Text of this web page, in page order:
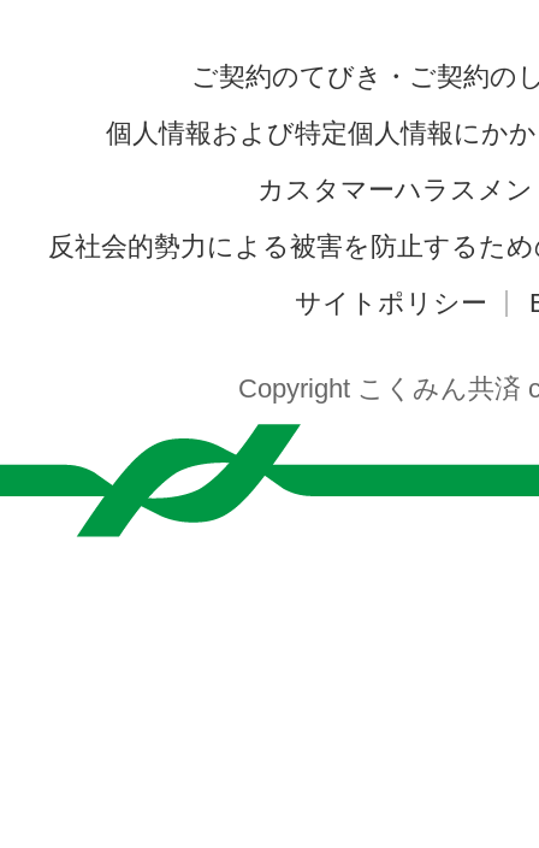
ご契約のてびき・ご契約の
個人情報および特定個人情報にか
カスタマーハラスメ
反社会的勢力による被害を防止するた
サイトポリシー
Copyright こくみん共済